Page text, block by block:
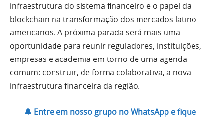
infraestrutura do sistema financeiro e o papel da
blockchain na transformação dos mercados latino-
americanos. A próxima parada será mais uma
oportunidade para reunir reguladores, instituições,
empresas e academia em torno de uma agenda
comum: construir, de forma colaborativa, a nova
infraestrutura financeira da região.
🔔 Entre em nosso grupo no WhatsApp e fique